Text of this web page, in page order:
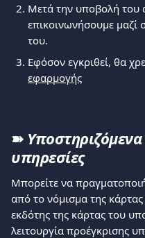
Μετά την υποβολή του
επικοινωνήσουμε μαζί
του.
Εφόσον εγκριθεί, θα
εφαρμογής
➽
υπηρεσίες
Μπορείτε να
από το νόμισμα της
εκδότης της κάρτας του
λειτουργία προέγκρισης